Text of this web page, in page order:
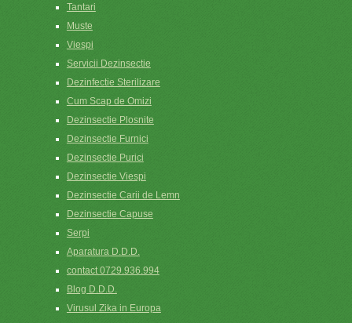
Tantari
Muste
Viespi
Servicii Dezinsectie
Dezinfectie Sterilizare
Cum Scap de Omizi
Dezinsectie Plosnite
Dezinsectie Furnici
Dezinsectie Purici
Dezinsectie Viespi
Dezinsectie Carii de Lemn
Dezinsectie Capuse
Serpi
Aparatura D.D.D.
contact 0729.936.994
Blog D.D.D.
Virusul Zika in Europa